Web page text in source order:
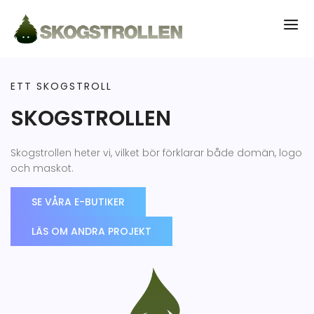
ETT SKOGSTROLL
SKOGSTROLLEN
Skogstrollen heter vi, vilket bör förklarar både domän, logo
och maskot.
SE VÅRA E-BUTIKER
LÄS OM ANDRA PROJEKT